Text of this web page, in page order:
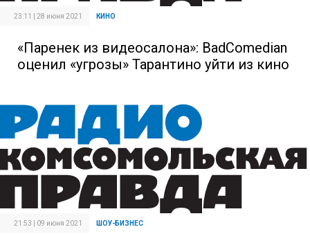
23:11 | 28 июня 2021 КИНО
«Паренек из видеосалона»: BadComedian
оценил «угрозы» Тарантино уйти из кино
21:53 | 09 июня 2021 ШОУ-БИЗНЕС